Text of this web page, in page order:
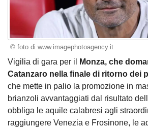
© foto di www.imagephotoagency.it
Vigilia di gara per il
Monza, che
Catanzaro nella finale di ritorno dei
che mette in palio la promozione in
brianzoli avvantaggiati dal risultato
obbliga le aquile calabresi agli
raggiungere Venezia e Frosinone, le